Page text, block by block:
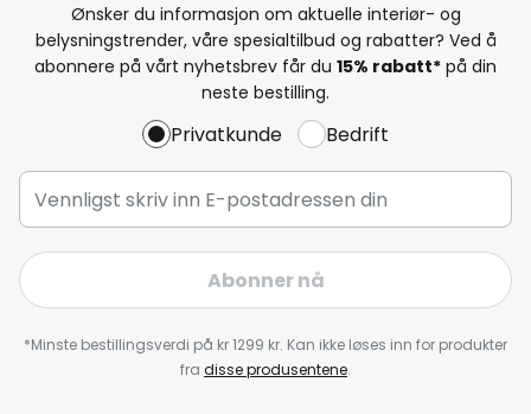
Ønsker du informasjon om aktuelle interiør- og
belysningstrender, våre spesialtilbud og rabatter? Ved å
abonnere på vårt nyhetsbrev får du 15% rabatt* på din
neste bestilling.
Privatkunde Bedrift
Abonner nå
*Minste bestillingsverdi på kr 1299 kr. Kan ikke løses inn for produkter
fra disse produsentene.